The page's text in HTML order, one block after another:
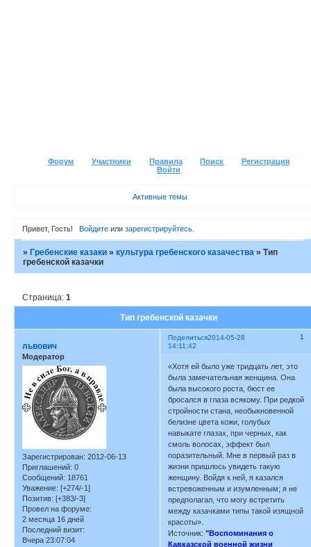
Форум Участники Правила Поиск
Регистрация
Войти
Активные темы
Привет, Гость! Войдитеили зарегистрируйтесь.
»Гребенские казаки »культура гребенского казачества »Тип
гребенской казачки
Тип гребенской казачки
Страница:1
Поделиться 1
2014-05-28
14:11:42
львович
Модератор
Зарегистрирован: 2012-06-13
Приглашений: 0
Сообщений: 18761
Уважение: [+274/-1]
Позитив: [+383/-3]
Провел на форуме:
2 месяца 16 дней
Последний визит:
Вчера 23:07:04
«Хотя ей было уже тридцать лет, это
была замечательная женщина. Она
была высокого роста, бюст ее
бросался в глаза всякому. При редкой
стройности стана, необыкновенной
белизне цвета кожи, голубых
навыкате глазах, при черных, как
смоль волосах, эффект был
поразительный. Мне в первый раз в
жизни пришлось увидеть такую
женщину. Войдя к ней, я казался
встревоженным и изумленным; я не
предполагал, что могу встретить
между казачками типы такой изящной
красоты».
Источник:"Воспоминания о
Кавказской военной жизни